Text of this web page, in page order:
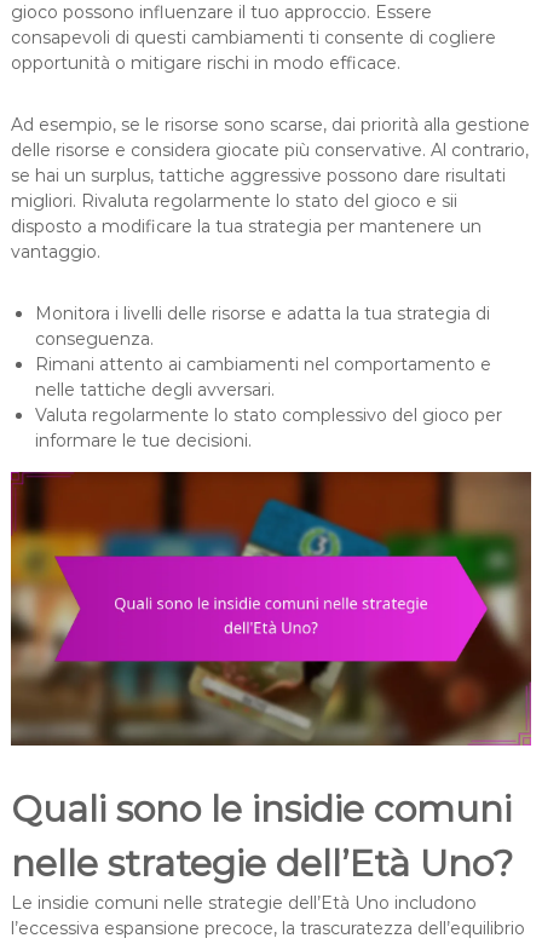
gioco possono influenzare il tuo approccio. Essere
consapevoli di questi cambiamenti ti consente di cogliere
opportunità o mitigare rischi in modo efficace.
Ad esempio, se le risorse sono scarse, dai priorità alla gestione
delle risorse e considera giocate più conservative. Al contrario,
se hai un surplus, tattiche aggressive possono dare risultati
migliori. Rivaluta regolarmente lo stato del gioco e sii
disposto a modificare la tua strategia per mantenere un
vantaggio.
Monitora i livelli delle risorse e adatta la tua strategia di
conseguenza.
Rimani attento ai cambiamenti nel comportamento e
nelle tattiche degli avversari.
Valuta regolarmente lo stato complessivo del gioco per
informare le tue decisioni.
Quali sono le insidie comuni
nelle strategie dell’Età Uno?
Le insidie comuni nelle strategie dell’Età Uno includono
l’eccessiva espansione precoce, la trascuratezza dell’equilibrio